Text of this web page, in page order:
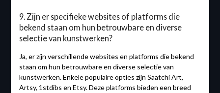
9. Zijn er specifieke websites of platforms die
bekend staan om hun betrouwbare en diverse
selectie van kunstwerken?
Ja, er zijn verschillende websites en platforms die bekend
staan om hun betrouwbare en diverse selectie van
kunstwerken. Enkele populaire opties zijn Saatchi Art,
Artsy, 1stdibs en Etsy. Deze platforms bieden een breed